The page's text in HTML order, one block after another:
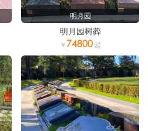
明月园
明月园树葬
74800